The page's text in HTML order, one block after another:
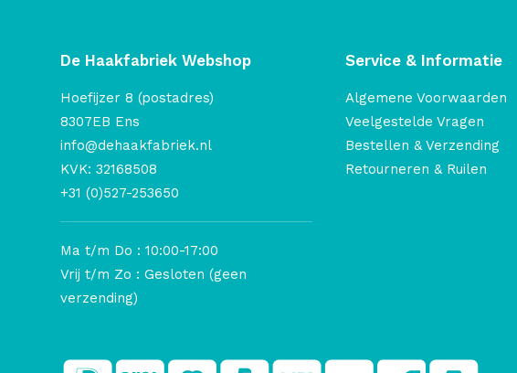
De Haakfabriek Webshop
Hoefijzer 8 (postadres)
8307EB Ens
info@dehaakfabriek.nl
KVK: 32168508
+31 (0)527-253650
Ma t/m Do : 10:00-17:00
Vrij t/m Zo : Gesloten (geen
verzending)
Service & Informatie
Algemene Voorwaarden
Veelgestelde Vragen
Bestellen & Verzending
Retourneren & Ruilen